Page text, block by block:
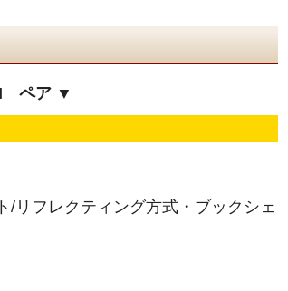
ペア ▼
/リフレクティング方式・ブックシェ